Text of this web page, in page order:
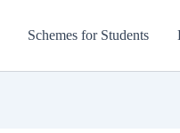
Schemes for Students